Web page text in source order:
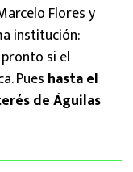
Flores y
institución:
si el
Pues hasta el
de Águilas